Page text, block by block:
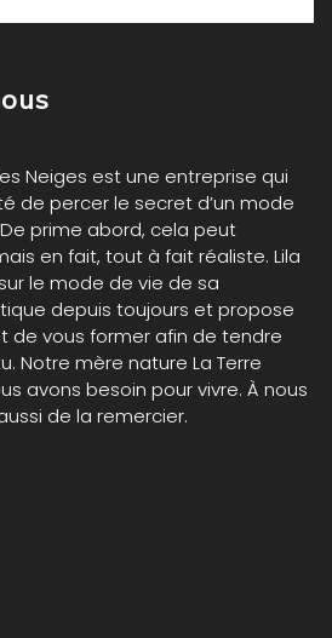
Neiges est une entreprise qui
de percer le secret d’un mode
prime abord, cela peut
en fait, tout à fait réaliste. Lila
le mode de vie de sa
depuis toujours et propose
de vous former afin de tendre
Notre mère nature La Terre
avons besoin pour vivre. À nous
de la remercier.